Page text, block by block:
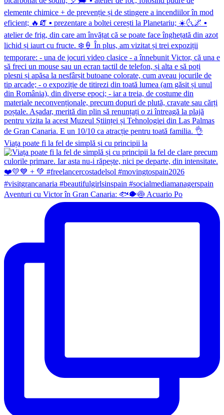
Viața poate fi la fel de simplă și cu principii la
Aventuri cu Victor în Gran Canaria: 🐟🐡🍥 Acuario Po